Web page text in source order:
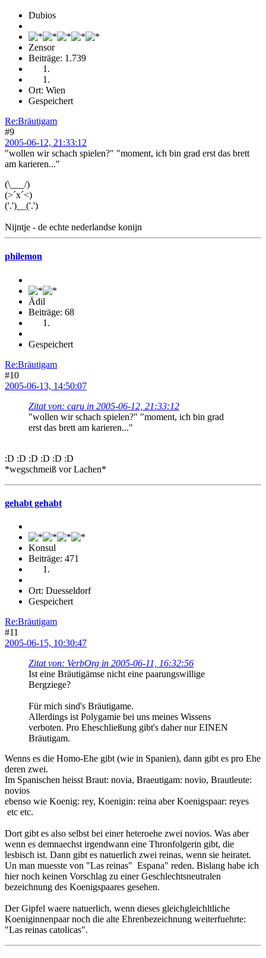
Dubios
Zensor
Beiträge: 1.739
Ort: Wien
Gespeichert
Re:Bräutigam
#9
2005-06-12, 21:33:12
"wollen wir schach spielen?" "moment, ich bin grad erst das brett
am karieren..."
(\___/)
(>´x´<)
('.')__('.')
Nijntje - de echte nederlandse konijn
philemon
Ädil
Beiträge: 68
Gespeichert
Re:Bräutigam
#10
2005-06-13, 14:50:07
Zitat von: caru in 2005-06-12, 21:33:12
"wollen wir schach spielen?" "moment, ich bin grad
erst das brett am karieren..."
:D :D :D :D :D :D
*wegschmeiß vor Lachen*
gehabt gehabt
Konsul
Beiträge: 471
Ort: Duesseldorf
Gespeichert
Re:Bräutigam
#11
2005-06-15, 10:30:47
Zitat von: VerbOrg in 2005-06-11, 16:32:56
Ist eine Bräutigämse nicht eine paarungswillige
Bergziege?
Für mich sind's Bräutigame.
Allerdings ist Polygamie bei uns meines Wissens
verboten. Pro Eheschließung gibt's daher nur EINEN
Bräutigam.
Wenns es die Homo-Ehe gibt (wie in Spanien), dann gibt es pro Ehe
deren zwei.
Im Spanischen heisst Braut: novia, Braeutigam: novio, Brautleute:
novios
ebenso wie Koenig: rey, Koenigin: reina aber Koenigspaar: reyes
etc etc.
Dort gibt es also selbst bei einer heteroehe zwei novios. Was aber
wenn es demnaechst irgendwann eine Thronfolgerin gibt, die
lesbisch ist. Dann gibt es natuerlich zwei reinas, wenn sie heiratet.
Un man muesste von "Las reinas" Espana" reden. Bislang habe ich
hier noch keinen Vorschlag zu einer Geschlechtsneutralen
bezeichnung des Koenigspaares gesehen.
Der Gipfel waere natuerlich, wenn dieses gleichgleichltliche
Koeniginnenpaar noch die alte Ehrenbezeichnung weiterfuehrte:
"Las reinas catolicas".